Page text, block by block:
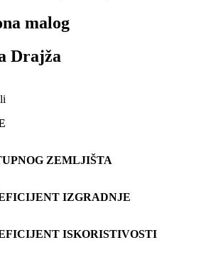
malog
Drajža
ZEMLJIŠTA
IZGRADNJE
ISKORISTIVOSTI